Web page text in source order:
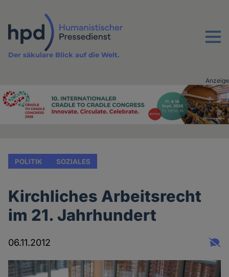
Inhalt
Menu
Der säkulare Blick auf die Welt.
Advertising
Anzeige
POLITIK SOZIALES
Kirchliches Arbeitsrecht
im 21. Jahrhundert
06.11.2012